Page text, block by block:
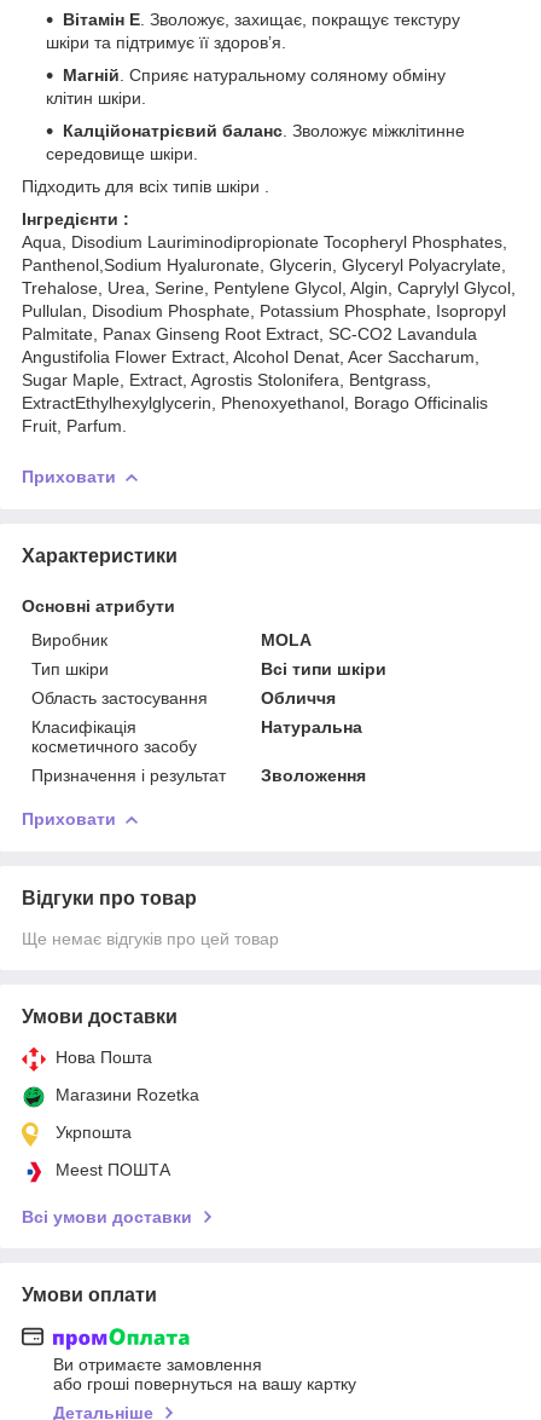
Вітамін Е . Зволожує, захищає, покращує текстуру
шкіри та підтримує її здоровʼя.
Магній . Сприяє натуральному соляному обміну
клітин шкіри.
Калційонатрієвий баланс . Зволожує міжклітинне
середовище шкіри.
Підходить для всіх типів шкіри .
Інгредієнти :
Aqua, Disodium Lauriminodipropionate Tocopheryl Phosphates,
Panthenol,Sodium Hyaluronate, Glycerin, Glyceryl Polyacrylate,
Trehalose, Urea, Serine, Pentylene Glycol, Algin, Caprylyl Glycol,
Pullulan, Disodium Phosphate, Potassium Phosphate, Isopropyl
Palmitate, Panax Ginseng Root Extract, SC-CO2 Lavandula
Angustifolia Flower Extract, Alcohol Denat, Acer Saccharum,
Sugar Maple, Extract, Agrostis Stolonifera, Bentgrass,
ExtractEthylhexylglycerin, Phenoxyethanol, Borago Officinalis
Fruit, Parfum.
Приховати
Характеристики
Основні атрибути
Виробник
MOLA
Тип шкіри
Всі типи шкіри
Область застосування
Обличчя
Класифікація
косметичного засобу
Натуральна
Призначення і результат Зволоження
Приховати
Відгуки про товар
Ще немає відгуків про цей товар
Умови доставки
Нова Пошта
Магазини Rozetka
Укрпошта
Meest ПОШТА
Всі умови доставки
Умови оплати
Ви отримаєте замовлення
або гроші повернуться на вашу картку
Детальніше